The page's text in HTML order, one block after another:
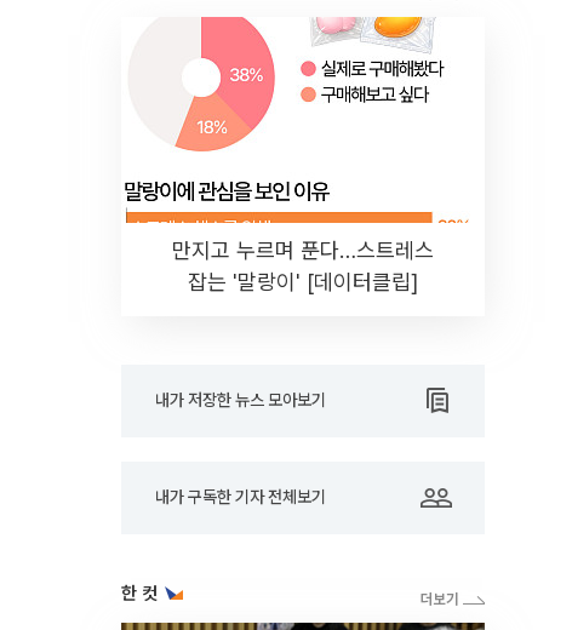
만지고 누르며 푼다…스트레스
잡는 '말랑이' [데이터클립]
내가 저장한 뉴스 모아보기
내가 구독한 기자 전체보기
한 컷